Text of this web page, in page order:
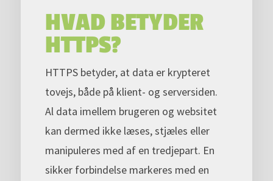
HVAD BETYDER
HTTPS?
HTTPS betyder, at data er krypteret
tovejs, både på klient- og serversiden.
Al data imellem brugeren og websitet
kan dermed ikke læses, stjæles eller
manipuleres med af en tredjepart. En
sikker forbindelse markeres med en